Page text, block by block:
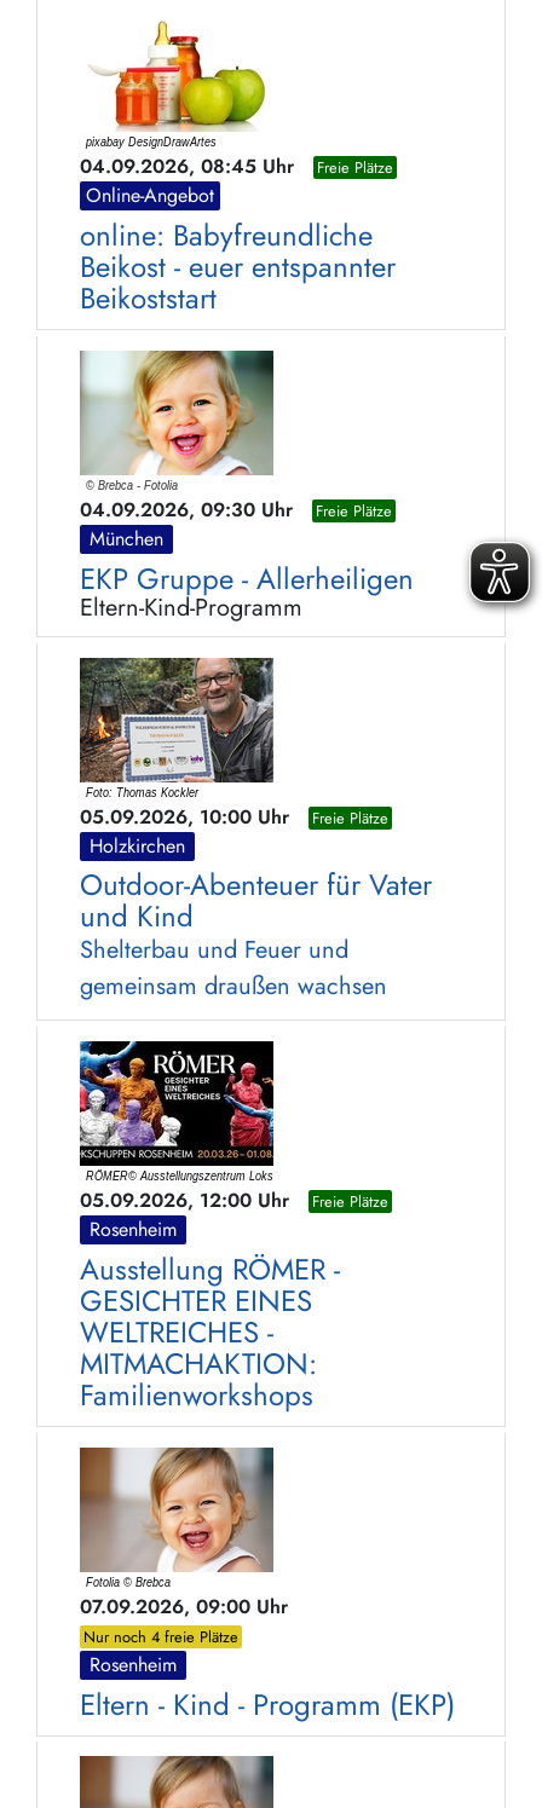
04.09.2026, 08:45 Uhr Freie Plätze
Online-Angebot
online: Babyfreundliche
Beikost - euer entspannter
Beikoststart
04.09.2026, 09:30 Uhr Freie Plätze
München
EKP Gruppe - Allerheiligen
Eltern-Kind-Programm
05.09.2026, 10:00 Uhr Freie Plätze
Holzkirchen
Outdoor-Abenteuer für Vater
und Kind
Shelterbau und Feuer und
gemeinsam draußen wachsen
05.09.2026, 12:00 Uhr Freie Plätze
Rosenheim
Ausstellung RÖMER -
GESICHTER EINES
WELTREICHES -
MITMACHAKTION:
Familienworkshops
07.09.2026, 09:00 Uhr
Nur noch 4 freie Plätze
Rosenheim
Eltern - Kind - Programm (EKP)